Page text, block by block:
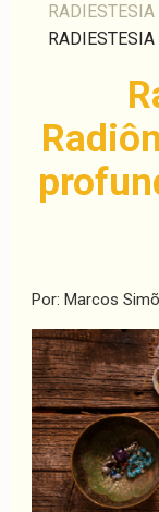
RADIESTESIA
Por: Marcos